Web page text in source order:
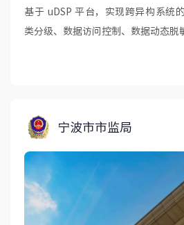
基于 uDSP 平台，实现跨异构系统
类分级、数据访问控制、数据动态脱
宁波市市监局